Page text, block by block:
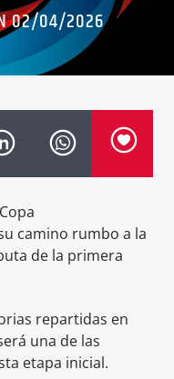
02/04/2026
camino rumbo a la
de la primera
repartidas en
una de las
etapa inicial.